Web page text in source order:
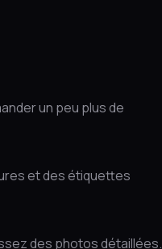
un peu plus de
et des étiquettes
des photos détaillées.